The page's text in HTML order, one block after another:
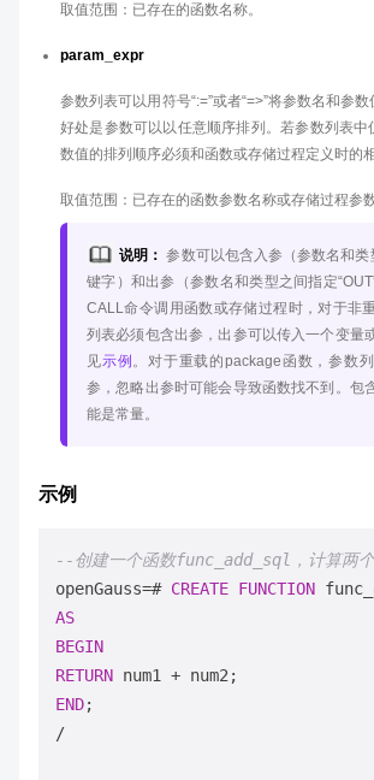
取值范围：已存在的函数名称。
param_expr
参数列表可以用符号“:=”或者“=>”将参数名和参
好处是参数可以以任意顺序排列。若参数列表中
数值的排列顺序必须和函数或存储过程定义时的相
取值范围：已存在的函数参数名称或存储过程参数
说明： 参数可以包含入参（参数名和类
键字）和出参（参数名和类型之间指定
CALL命令调用函数或存储过程时，对于非
列表必须包含出参，出参可以传入一个变量
见示例 。对于重载的package函数，参数
参，忽略出参时可能会导致函数找不到。包
能是常量。
示例
--创建一个函数func_add_sql，计算两
openGauss=# CREATE FUNCTION
AS
BEGIN
RETURN num1 +
END
/